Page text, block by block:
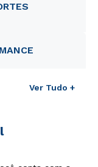
Ver Tudo +